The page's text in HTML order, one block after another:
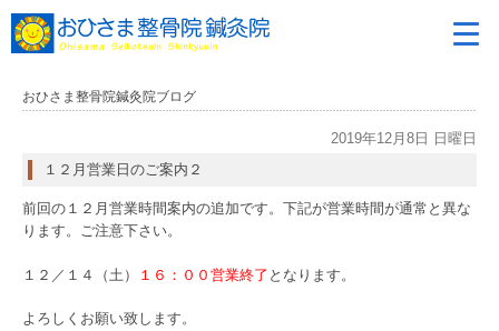
おひさま整骨院鍼灸院ブログ
2019年12月8日 日曜日
１２月営業日のご案内２
前回の１２月営業時間案内の追加です。下記が営業時間が通常と異な
ります。ご注意下さい。
１２／１４（土） １６：００営業終了 となります。
よろしくお願い致します。